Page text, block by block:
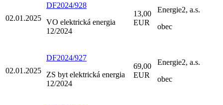
02.01.2025
DF2024/928
VO elektrická energia
12/2024
13,00
EUR
Energie2, a.s.
obec
02.01.2025
DF2024/927
ZS byt elektrická energia
12/2024
69,00
EUR
Energie2, a.s.
obec